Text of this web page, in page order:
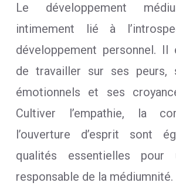
Le développement
intimement lié à
développement personnel. Il
de travailler sur ses peurs,
émotionnels et ses
Cultiver l’empathie, la
l’ouverture d’esprit sont
qualités essentielles pour
responsable de la médiumnité.